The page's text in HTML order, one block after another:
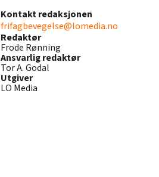
Kontakt redaksjonen
frifagbevegelse@lomedia.no
Redaktør
Frode Rønning
Ansvarlig redaktør
Tor A. Godal
Utgiver
LO Media